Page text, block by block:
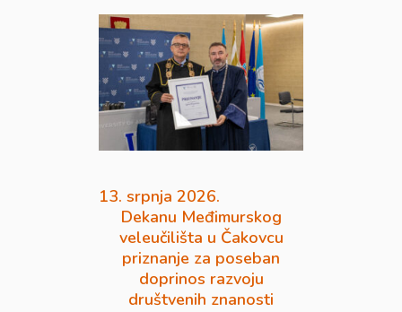
13. srpnja 2026.
Dekanu Međimurskog
veleučilišta u Čakovcu
priznanje za poseban
doprinos razvoju
društvenih znanosti